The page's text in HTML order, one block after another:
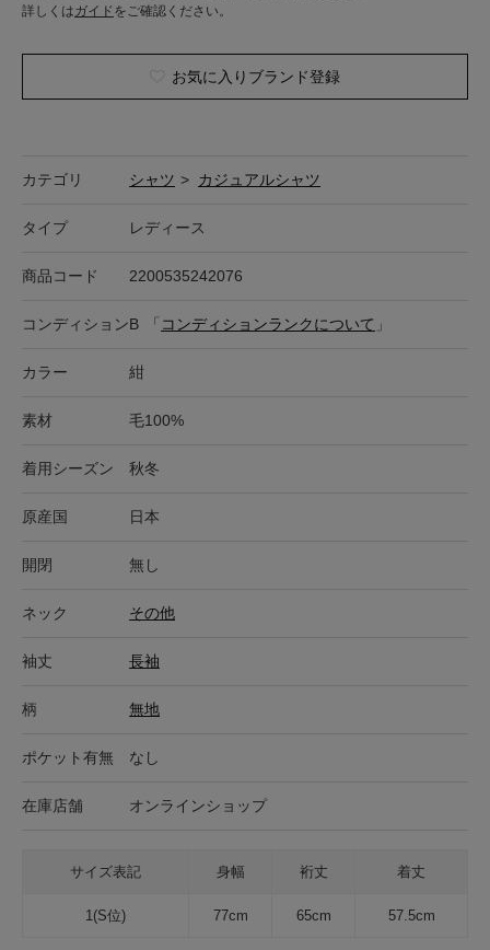
詳しくはガイド をご確認ください。
お気に入りブランド登録
カテゴリ シャツ > カジュアルシャツ
タイプ レディース
商品コード 2200535242076
コンディションB 「 コンディションランクについて 」
カラー 紺
素材 毛100%
着用シーズン 秋冬
原産国 日本
開閉 無し
ネック その他
袖丈 長袖
柄 無地
ポケット有無 なし
在庫店舗 オンラインショップ
サイズ表記 身幅 裄丈 着丈
1(S位) 77cm 65cm 57.5cm